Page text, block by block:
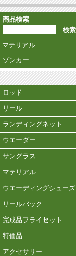
商品検索
マテリアル
ゾンカー
ロッド
リール
ランディングネット
ウエーダー
サングラス
マテリアル
ウエーディングシューズ
リールバック
完成品フライセット
特価品
アクセサリー